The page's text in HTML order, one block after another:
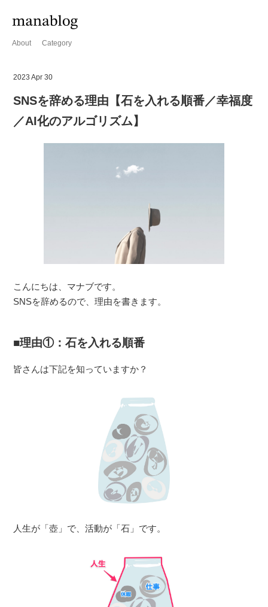
About Category
2023 Apr 30
SNSを辞める理由【石を入れる順番／幸福度
／AI化のアルゴリズム】
こんにちは、マナブです。
SNSを辞めるので、理由を書きます。
理由①：石を入れる順番
皆さんは下記を知っていますか？
人生が「壺」で、活動が「石」です。